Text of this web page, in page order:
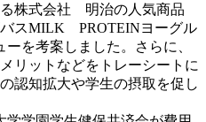
株式会社 明治の人気商品
バスMILK PROTEINヨーグル
を考案しました。さらに、
リットなどをトレーシートに
認知拡大や学生の摂取を促し